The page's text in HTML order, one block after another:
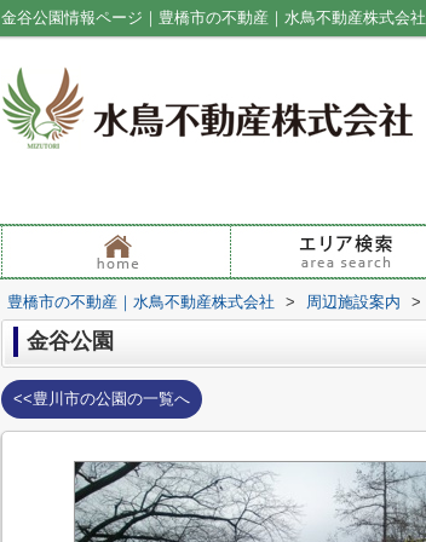
金谷公園情報ページ｜豊橋市の不動産｜水鳥不動産株式会社
豊橋市の不動産｜水鳥不動産株式会社 > 周辺施設案内 >
金谷公園
<<豊川市の公園の一覧へ